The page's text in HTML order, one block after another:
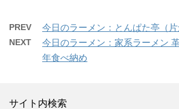
PREV 今日のラーメン：とんぱた亭（片
NEXT
今日のラーメン：家系ラーメン
年食べ納め
サイト内検索